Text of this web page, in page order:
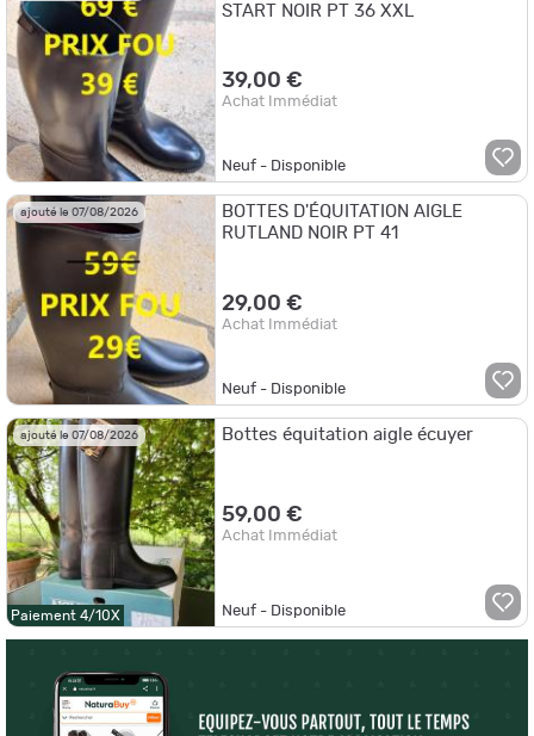
START NOIR PT 36 XXL
39,00 €
Achat Immédiat
Neuf - Disponible
ajouté le 07/08/2026
BOTTES D'ÉQUITATION AIGLE
RUTLAND NOIR PT 41
29,00 €
Achat Immédiat
Neuf - Disponible
ajouté le 07/08/2026
Paiement 4/10X
Bottes équitation aigle écuyer
59,00 €
Achat Immédiat
Neuf - Disponible